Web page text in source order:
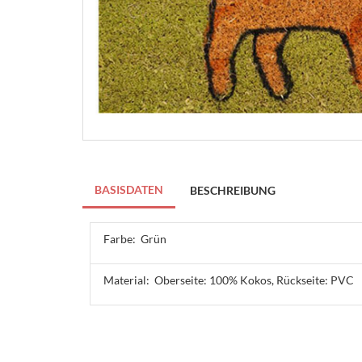
BASISDATEN BESCHREIBUNG
Farbe: Grün
Material: Oberseite: 100% Kokos, Rückseite: PVC